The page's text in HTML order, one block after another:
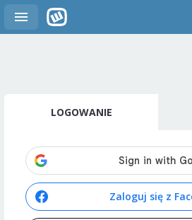
LOGOWANIE
Zaloguj się z